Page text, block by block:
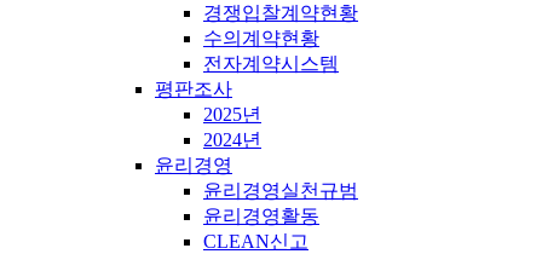
경쟁입찰계약현황
수의계약현황
전자계약시스템
평판조사
2025년
2024년
윤리경영
윤리경영실천규범
윤리경영활동
CLEAN신고